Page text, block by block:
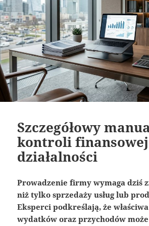
Szczegółowy
kontroli finansowej
działalności
Prowadzenie firmy wymaga dziś
niż tylko sprzedaży usług lub
Eksperci podkreślają, że
wydatków oraz przychodów może